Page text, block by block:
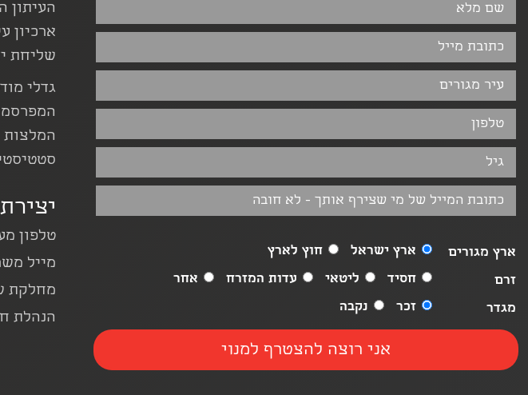
ארץ מגורים ארץ ישראל
חוץ לארץ
זרם
חסיד ליטאי עדות המזרח
אחר
מגדר
זכר נקבה
העיתון
ארכיון
שליחת
גדלי
טלפון מערכת:
מייל
מחלקת
הנהלת